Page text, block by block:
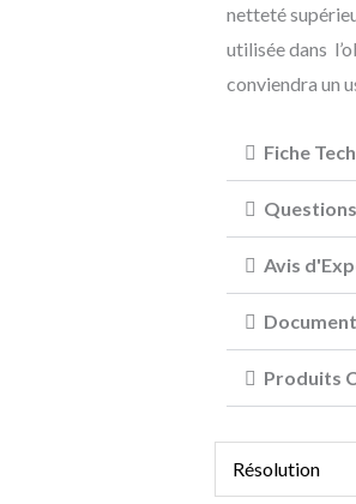
netteté
utilisée dans
conviendra un
Fiche
Avis
Produits
Résolution